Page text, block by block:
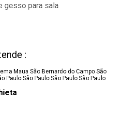
gesso para sala
:
Maua São Bernardo do Campo São
Paulo São Paulo São Paulo São Paulo